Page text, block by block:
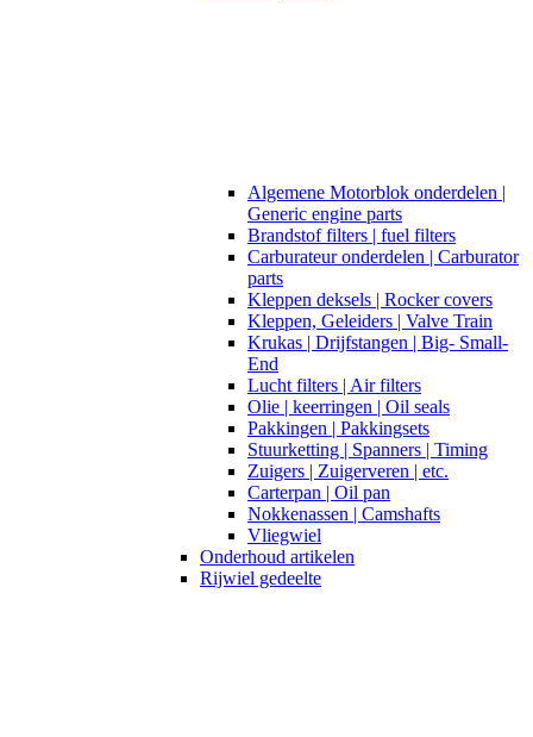
Algemene Motorblok onderdelen |
Generic engine parts
Brandstof filters | fuel filters
Carburateur onderdelen | Carburator
parts
Kleppen deksels | Rocker covers
Kleppen, Geleiders | Valve Train
Krukas | Drijfstangen | Big- Small-
End
Lucht filters | Air filters
Olie | keerringen | Oil seals
Pakkingen | Pakkingsets
Stuurketting | Spanners | Timing
Zuigers | Zuigerveren | etc.
Carterpan | Oil pan
Nokkenassen | Camshafts
Vliegwiel
Onderhoud artikelen
Rijwiel gedeelte